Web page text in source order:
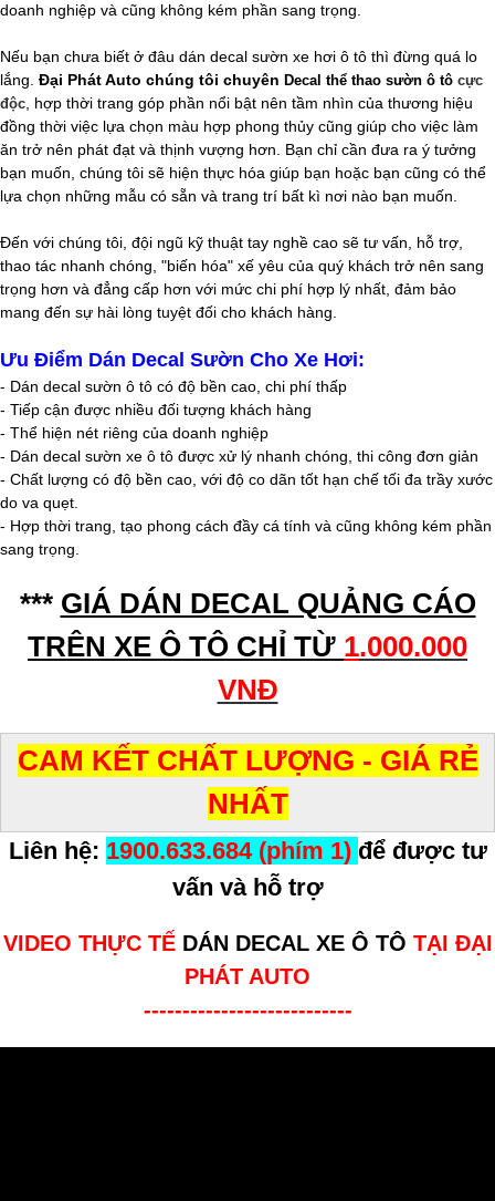
doanh nghiệp và cũng không kém phần sang trọng.
Nếu bạn chưa biết ở đâu dán decal sườn xe hơi ô tô thì đừng quá lo
lắng. Đại Phát Auto chúng tôi chuyên Decal thể thao sườn ô tô cực
độc, hợp thời trang góp phần nổi bật nên tầm nhìn của thương hiệu
đồng thời việc lựa chọn màu hợp phong thủy cũng giúp cho việc làm
ăn trở nên phát đạt và thịnh vượng hơn. Bạn chỉ cần đưa ra ý tưởng
bạn muốn, chúng tôi sẽ hiện thực hóa giúp bạn hoặc bạn cũng có thể
lựa chọn những mẫu có sẵn và trang trí bất kì nơi nào bạn muốn.
Đến với chúng tôi, đội ngũ kỹ thuật tay nghề cao sẽ tư vấn, hỗ trợ,
thao tác nhanh chóng, "biến hóa" xế yêu của quý khách trở nên sang
trọng hơn và đẳng cấp hơn với mức chi phí hợp lý nhất, đảm bảo
mang đến sự hài lòng tuyệt đối cho khách hàng.
Ưu Điểm Dán Decal Sườn Cho Xe Hơi:
- Dán decal sườn ô tô có độ bền cao, chi phí thấp
- Tiếp cận được nhiều đối tượng khách hàng
- Thể hiện nét riêng của doanh nghiệp
- Dán decal sườn xe ô tô được xử lý nhanh chóng, thi công đơn giản
- Chất lượng có độ bền cao, với độ co dãn tốt hạn chế tối đa trầy xước
do va quẹt.
- Hợp thời trang, tạo phong cách đầy cá tính và cũng không kém phần
sang trọng.
*** GIÁ DÁN DECAL QUẢNG CÁO
TRÊN XE Ô TÔ CHỈ TỪ 1.000.000
VNĐ
CAM KẾT CHẤT LƯỢNG - GIÁ RẺ
NHẤT
Liên hệ: 1900.633.684 (phím 1) để được tư
vấn và hỗ trợ
VIDEO THỰC TẾ DÁN DECAL XE Ô TÔ TẠI ĐẠI
PHÁT AUTO
---------------------------